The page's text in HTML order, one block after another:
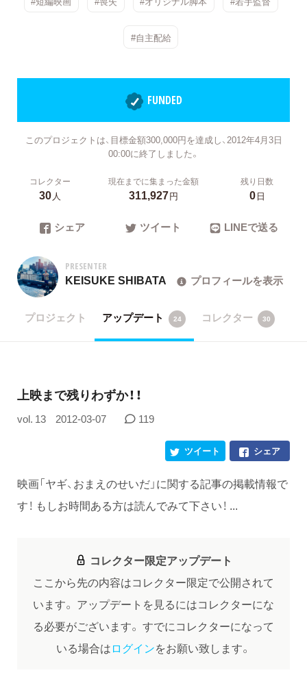
#自主配給
FUNDED
このプロジェクトは、目標金額300,000円を達成し、2012年4月3日
00:00に終了しました。
コレクター
30人
現在までに集まった金額
311,927円
残り日数
0日
シェア ツイート LINEで送る
PRESENTER
KEISUKE SHIBATA プロフィールを表示
プロジェクト アップデート 24 コレクター 30
上映まで残りわずか！！
vol. 13 2012-03-07 119
シェア
ツイート
映画「ヤギ、おまえのせいだ」に関する記事の掲載情報で
す！ もしお時間ある方は読んでみて下さい！ ...
コレクター限定アップデート
ここから先の内容はコレクター限定で公開されて
います。 アップデートを見るにはコレクターにな
る必要がございます。 すでにコレクターになって
いる場合はログインをお願い致します。